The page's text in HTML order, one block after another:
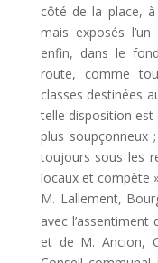
côté de la place,
mais exposés
enfin, dans le
route, comme
classes destinées
telle disposition est
plus
toujours sous les
locaux et compète
M. Lallement,
avec
et de M. Ancion,